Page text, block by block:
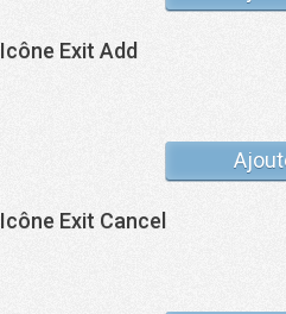
Icône Exit Add
Icône Exit Cancel